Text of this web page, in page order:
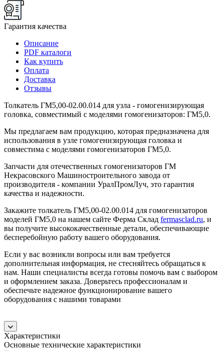
Гарантия качества
Описание
PDF каталоги
Как купить
Оплата
Доставка
Отзывы
Толкатель ГМ5,00-02.00.014 для узла - гомогенизирующая
головка, совместимый с моделями гомогенизаторов: ГМ5,0.
Мы предлагаем вам продукцию, которая предназначена для
использования в узле гомогенизирующая головка и
совместима с моделями гомогенизаторов ГМ5,0.
Запчасти для отечественных гомогенизаторов ГМ
Некрасовского Машиностроительного завода от
производителя - компании УралПромЛуч, это гарантия
качества и надежности.
Закажите толкатель ГМ5,00-02.00.014 для гомогенизаторов
моделей ГМ5,0 на нашем сайте Ферма Склад fermasclad.ru, и
вы получите высококачественные детали, обеспечивающие
бесперебойную работу вашего оборудования.
Если у вас возникли вопросы или вам требуется
дополнительная информация, не стесняйтесь обращаться к
нам. Наши специалисты всегда готовы помочь вам с выбором
и оформлением заказа. Доверьтесь профессионалам и
обеспечьте надежное функционирование вашего
оборудования с нашими товарами
Характеристики
Основные технические характеристики